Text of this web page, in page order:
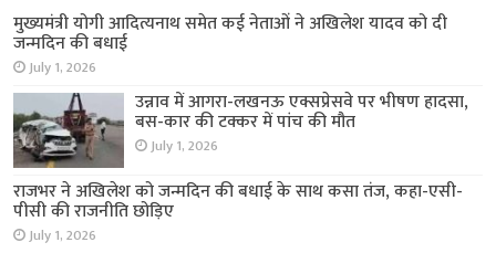
मुख्यमंत्री योगी आदित्यनाथ समेत कई नेताओं ने अखिलेश यादव को दी
जन्मदिन की बधाई
July 1, 2026
उन्नाव में आगरा-लखनऊ एक्सप्रेसवे पर भीषण हादसा,
बस-कार की टक्कर में पांच की मौत
July 1, 2026
राजभर ने अखिलेश को जन्मदिन की बधाई के साथ कसा तंज, कहा-एसी-
पीसी की राजनीति छोड़िए
July 1, 2026